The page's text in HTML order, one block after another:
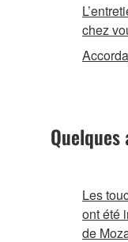
chez
Les
ont été
de